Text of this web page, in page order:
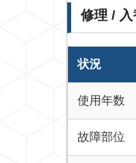
修理 / 入
状況
使用年数
故障部位